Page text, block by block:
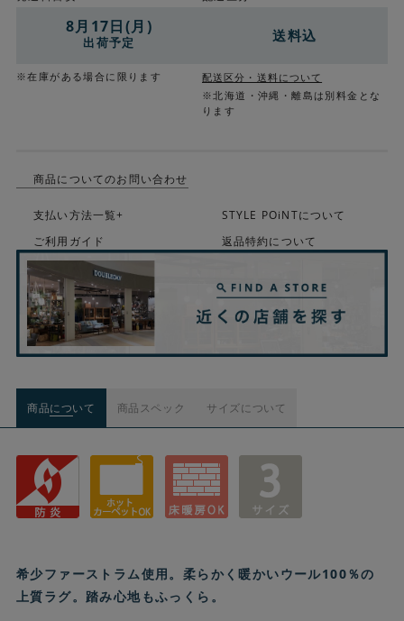
8月17日(月)
出荷予定
※在庫がある場合に限ります
送料込
配送区分・送料について
※北海道・沖縄・離島は別料金とな
ります
商品についてのお問い合わせ
支払い方法一覧+
STYLE POiNTについて
ご利用ガイド
返品特約について
商品について 商品スペック サイズについて
希少ファーストラム使用。柔らかく暖かいウール100％の
上質ラグ。踏み心地もふっくら。